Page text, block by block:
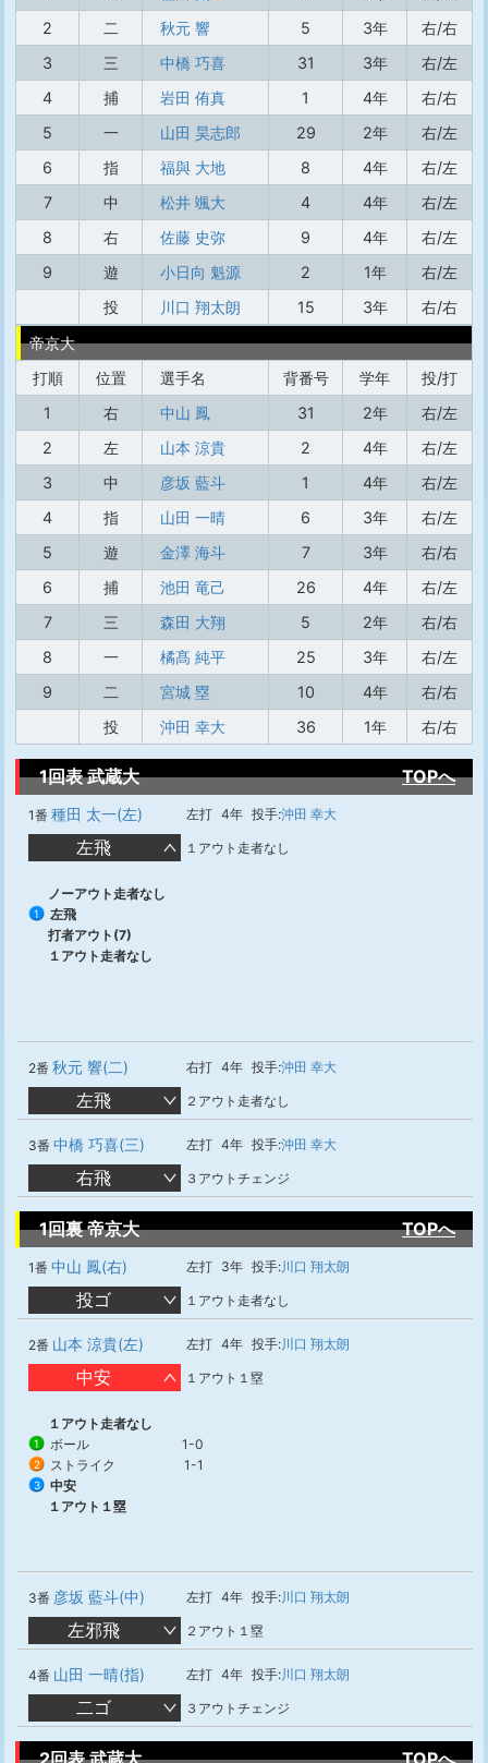
2
二 秋元 響 5 3年
右/右
3
三 中橋 巧喜 31 3年
右/左
4
捕 岩田 侑真 1 4年
右/右
5
一 山田 昊志郎 29 2年
右/左
6
指 福與 大地 8 4年
右/左
7
中 松井 颯大 4 4年
右/左
8
右 佐藤 史弥 9 4年
右/左
9
遊 小日向 魁源 2 1年
右/左
投
川口 翔太朗 15 3年
右/右
帝京大
打順
位置 選手名 背番号 学年
投/打
1
右 中山 鳳 31 2年
右/左
2
左 山本 涼貴 2 4年
右/左
3
中 彦坂 藍斗 1 4年
右/左
4
指 山田 一晴 6 3年
右/左
5
遊 金澤 海斗 7 3年
右/右
6
捕 池田 竜己 26 4年
右/左
7
三 森田 大翔 5 2年
右/右
8
一 橘髙 純平 25 3年
右/左
9
二 宮城 塁 10 4年
右/右
投
沖田 幸大 36 1年 右/右
1回表 武蔵大 TOPへ
1番 種田 太一(左) 左打 4年 投手:沖田 幸大
左飛 １アウト走者なし
ノーアウト走者なし
1
左飛
打者アウト(7)
１アウト走者なし
2番 秋元 響(二) 右打 4年 投手:沖田 幸大
左飛 ２アウト走者なし
3番 中橋 巧喜(三) 左打 4年 投手:沖田 幸大
右飛 ３アウトチェンジ
1回裏 帝京大 TOPへ
1番 中山 鳳(右) 左打 3年 投手:川口 翔太朗
投ゴ １アウト走者なし
2番 山本 涼貴(左) 左打 4年 投手:川口 翔太朗
中安 １アウト１塁
１アウト走者なし
1 ボール 1-0
2 ストライク 1-1
3
中安
１アウト１塁
3番 彦坂 藍斗(中) 左打 4年 投手:川口 翔太朗
左邪飛 ２アウト１塁
4番 山田 一晴(指) 左打 4年 投手:川口 翔太朗
二ゴ ３アウトチェンジ
2回表 武蔵大 TOPへ